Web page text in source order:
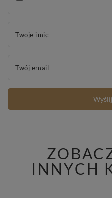
Twoje imię
Twój email
INNYCH